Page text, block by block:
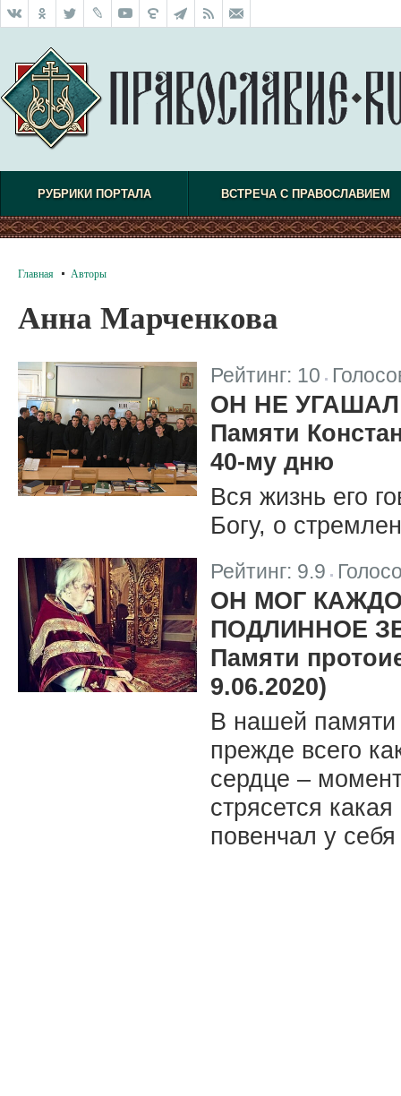
РУБРИКИ ПОРТАЛА ВСТРЕЧА С ПРАВОСЛАВИЕМ
Главная Авторы
Анна Марченкова
Рейтинг: 10
ОН НЕ
Памяти
40-му дню
Вся жизнь его
Богу, о
Рейтинг: 9.9
ОН МОГ
ПОДЛИННОЕ
Памяти
9.06.2020)
В нашей памяти
прежде всего
сердце –
стрясется
повенчал у